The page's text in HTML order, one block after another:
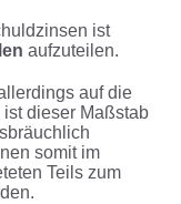
ist
aufzuteilen.
auf die
dieser Maßstab
somit im
Teils zum